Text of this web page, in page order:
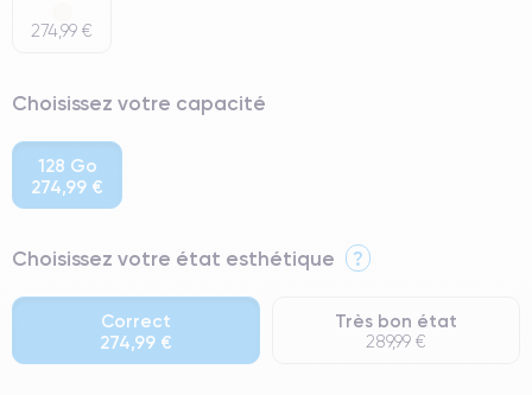
274,99 €
Choisissez votre capacité
128 Go
274,99 €
Choisissez votre état esthétique ?
Correct
274,99 €
Très bon état
289,99 €